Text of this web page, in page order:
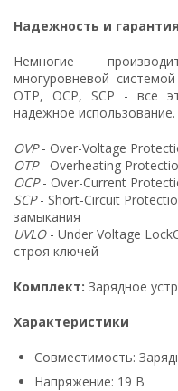
Надежность и
Немногие
многуровневой
OTP, OCP, SCP - все
надежное использование.
OVP- Over-Voltage
OTP- Overheating
OCP- Over-Current
SCP- Short-Circuit
замыкания
UVLO- Under Voltage
строя ключей
Комплект: Зарядное
Характеристики
Совместимость:
Напряжение: 19 В